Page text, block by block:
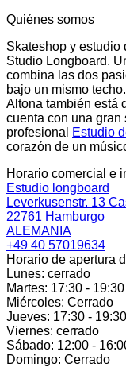
Quiénes somos
Skateshop y estudio
Studio Longboard.
combina las dos
bajo un mismo
Altona también está
cuenta con una gran
profesional
Estudio
corazón de un
Horario comercial e
Estudio longboard
Leverkusenstr. 13
22761 Hamburgo
ALEMANIA
+49 40 57019634
Horario de apertura
Lunes: cerrado
Martes: 17:30 - 19:30
Miércoles: Cerrado
Jueves: 17:30 - 19:30
Viernes: cerrado
Sábado: 12:00 -
Domingo: Cerrado